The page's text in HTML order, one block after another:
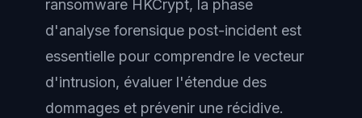
ransomware HKCrypt, la phase
d'analyse forensique post-incident est
essentielle pour comprendre le vecteur
d'intrusion, évaluer l'étendue des
dommages et prévenir une récidive.